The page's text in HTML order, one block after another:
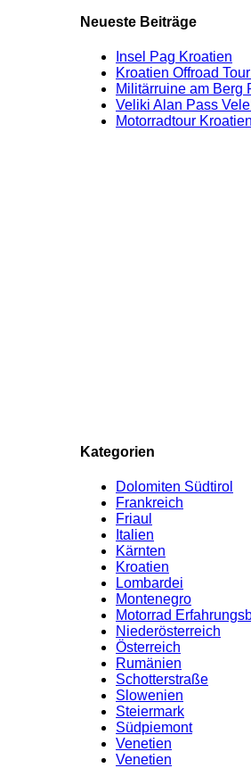
Neueste Beiträge
Insel Pag Kroatien
Kroatien Offroad
Militärruine am Berg
Veliki Alan Pass
Motorradtour
Kategorien
Dolomiten Südtirol
Frankreich
Friaul
Italien
Kärnten
Kroatien
Lombardei
Montenegro
Motorrad
Niederösterreich
Österreich
Rumänien
Schotterstraße
Slowenien
Steiermark
Südpiemont
Venetien
Venetien